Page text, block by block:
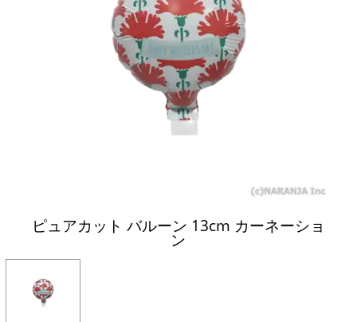
ピュアカット バルーン 13cm カーネーショ
ン